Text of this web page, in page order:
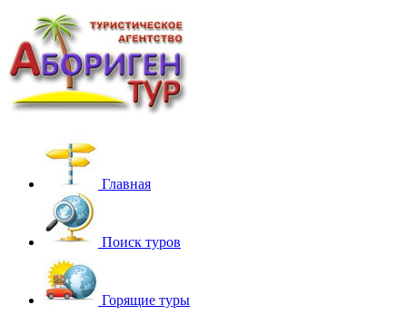
Главная
Поиск туров
Горящие туры